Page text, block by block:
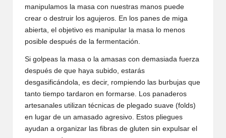
manipulamos la masa con nuestras manos puede
crear o destruir los agujeros. En los panes de miga
abierta, el objetivo es manipular la masa lo menos
posible después de la fermentación.
Si golpeas la masa o la amasas con demasiada fuerza
después de que haya subido, estarás
desgasificándola, es decir, rompiendo las burbujas que
tanto tiempo tardaron en formarse. Los panaderos
artesanales utilizan técnicas de plegado suave (folds)
en lugar de un amasado agresivo. Estos pliegues
ayudan a organizar las fibras de gluten sin expulsar el